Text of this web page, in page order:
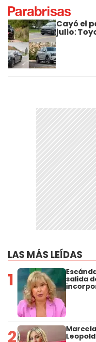
Cayó el
julio:
LAS MÁS LEÍDAS
1 salida
2